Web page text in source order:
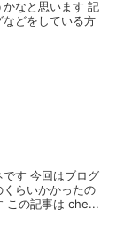
なと思います 記
どをしている方
す 今回はブログ
らいかかったの
この記事は che...